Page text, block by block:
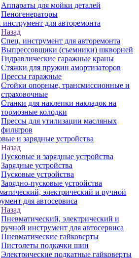
Аппараты для мойки деталей
Пеногенераторы
для авторемонта
Назад
Спец. инструмент для авторемонта
Выпрессовщики (съемники) шкворней
Гидравлические гаражные краны
Стяжки для пружин амортизаторов
Прессы гаражные
Стойки опорные, трансмиссионные и
страховочные
Станки для наклепки накладок на
тормозные колодки
Прессы для утилизации масляных
фильтров
и зарядные устройства
Назад
Пусковые и зарядные устройства
Зарядные устройства
Пусковые устройства
Зарядно-пусковые устройства
электрический и ручной
для автосервиса
Назад
Пневматический, электрический и
ручной инструмент для автосервиса
Пневматические гайковерты
Пистолеты подкачки шин
Электрические подкатные гайковерты